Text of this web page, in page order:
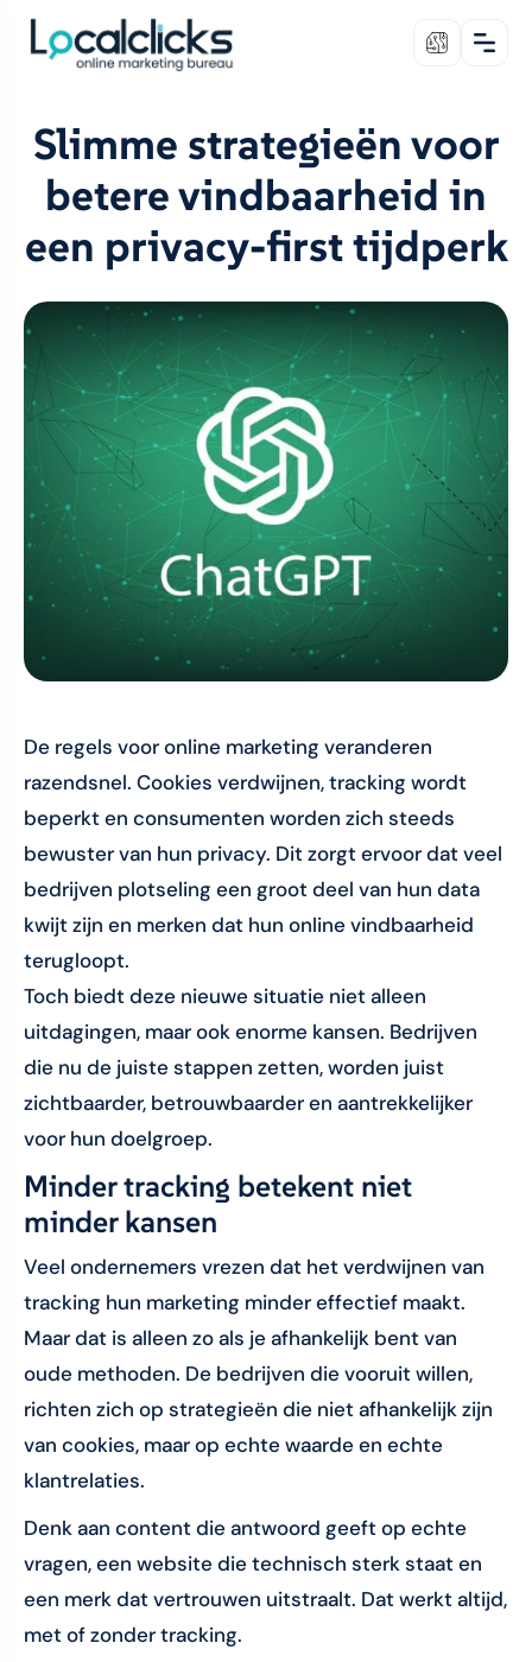
Slimme strategieën voor
betere vindbaarheid in
een privacy-first tijdperk
De regels voor online marketing veranderen
razendsnel. Cookies verdwijnen, tracking wordt
beperkt en consumenten worden zich steeds
bewuster van hun privacy. Dit zorgt ervoor dat veel
bedrijven plotseling een groot deel van hun data
kwijt zijn en merken dat hun online vindbaarheid
terugloopt.
Toch biedt deze nieuwe situatie niet alleen
uitdagingen, maar ook enorme kansen. Bedrijven
die nu de juiste stappen zetten, worden juist
zichtbaarder, betrouwbaarder en aantrekkelijker
voor hun doelgroep.
Minder tracking betekent niet
minder kansen
Veel ondernemers vrezen dat het verdwijnen van
tracking hun marketing minder effectief maakt.
Maar dat is alleen zo als je afhankelijk bent van
oude methoden. De bedrijven die vooruit willen,
richten zich op strategieën die niet afhankelijk zijn
van cookies, maar op echte waarde en echte
klantrelaties.
Denk aan content die antwoord geeft op echte
vragen, een website die technisch sterk staat en
een merk dat vertrouwen uitstraalt. Dat werkt altijd,
met of zonder tracking.